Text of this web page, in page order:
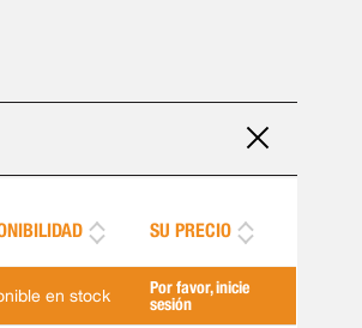
SU PRECIO
en stock
Por favor, inicie
sesión